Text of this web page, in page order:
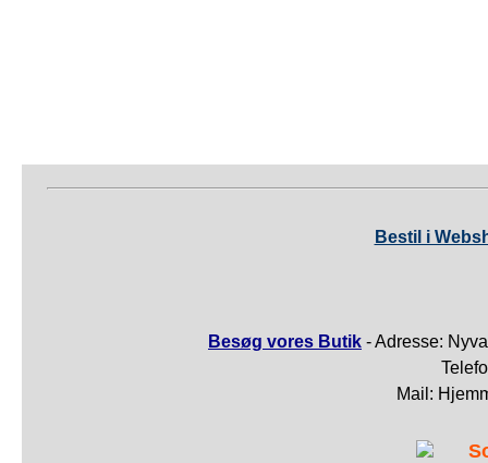
Bestil i
Besøg vores Butik - Adresse:
Mail: